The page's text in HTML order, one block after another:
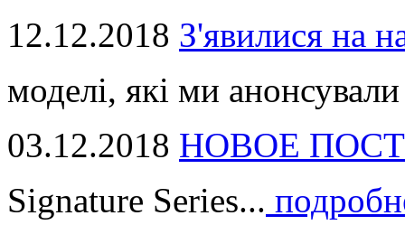
12.12.2018 З'явилися на
моделі, які ми
03.12.2018 НОВОЕ
Signature Series...